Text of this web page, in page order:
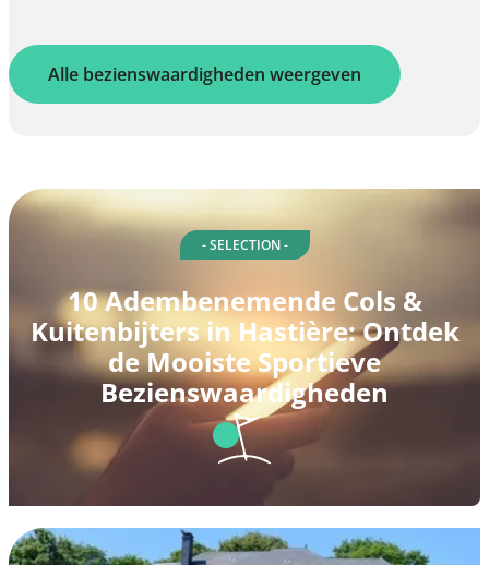
Alle bezienswaardigheden weergeven
- SELECTION -
10 Adembenemende Cols &
Kuitenbijters in Hastière: Ontdek
de Mooiste Sportieve
Bezienswaardigheden